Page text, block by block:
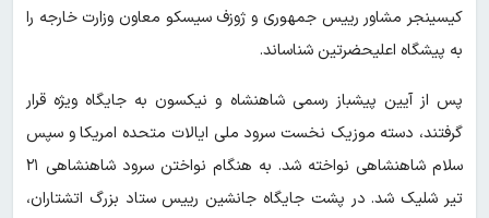
کیسینجر مشاور رییس جمهوری و ژوزف سیسکو معاون وزارت خارجه را
به پیشگاه اعلیحضرتین شناساند.
پس از آیین پیشباز رسمی شاهنشاه و نیکسون به جایگاه ویژه قرار
گرفتند، دسته موزیک نخست سرود ملی ایالات متحده امریکا و سپس
سلام شاهنشاهی نواخته شد. به هنگام نواختن سرود شاهنشاهی ۲۱
تیر شلیک شد. در پشت جایگاه جانشین رییس ستاد بزرگ اتشتاران،